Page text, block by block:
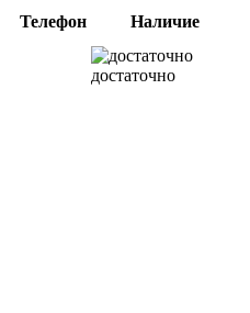
Телефон
Наличие
достаточно